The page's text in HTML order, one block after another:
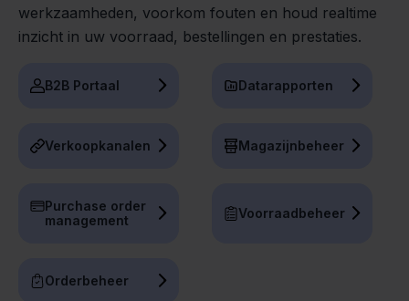
werkzaamheden, voorkom fouten en houd realtime
inzicht in uw voorraad, bestellingen en prestaties.
B2B Portaal Datarapporten
Verkoopkanalen Magazijnbeheer
Purchase order
management
Voorraadbeheer
Orderbeheer